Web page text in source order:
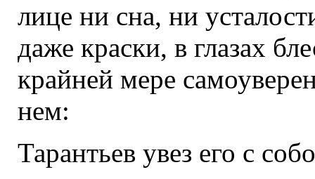
лице ни сна, ни
даже краски, в глазах
крайней мере
нем:
Тарантьев увез его с